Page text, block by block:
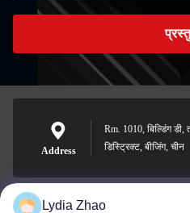
Address
Rm. 1010, बिल्डिंग डी,
डिस्ट्रिक्ट, बीजिंग, चीन
Lydia Zhao